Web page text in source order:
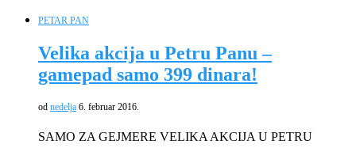
PETAR PAN
Velika akcija u Petru Panu –
gamepad samo 399 dinara!
od nedelja 6. februar 2016.
SAMO ZA GEJMERE VELIKA AKCIJA U PETRU